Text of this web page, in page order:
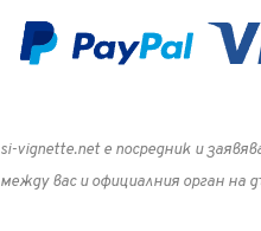
si-vignette.net е посредник и
между вас и официалния орган на